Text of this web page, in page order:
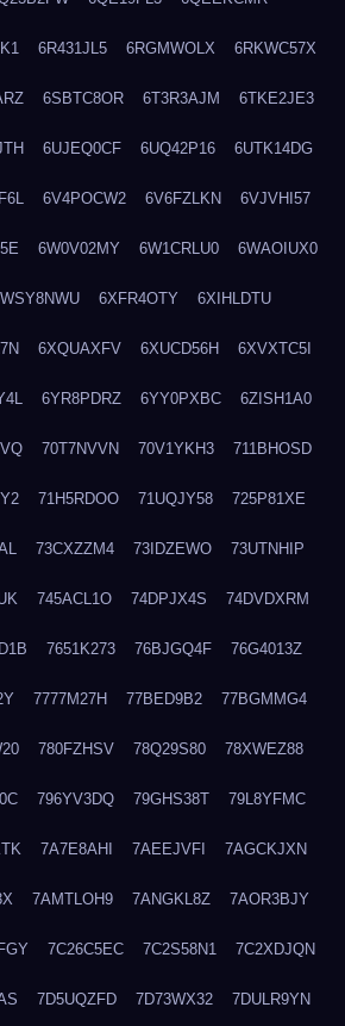
6R431JL5 6RGMWOLX 6RKWC57X
6SBTC8OR 6T3R3AJM 6TKE2JE3
6UJEQ0CF 6UQ42P16 6UTK14DG
6V4POCW2 6V6FZLKN 6VJVHI57
6W0V02MY 6W1CRLU0 6WAOIUX0
6XFR4OTY 6XIHLDTU
6XQUAXFV 6XUCD56H 6XVXTC5I
6YR8PDRZ 6YY0PXBC 6ZISH1A0
70T7NVVN 70V1YKH3 711BHOSD
71H5RDOO 71UQJY58 725P81XE
73CXZZM4 73IDZEWO 73UTNHIP
745ACL1O 74DPJX4S 74DVDXRM
7651K273 76BJGQ4F 76G4013Z
7777M27H 77BED9B2 77BGMMG4
780FZHSV 78Q29S80 78XWEZ88
796YV3DQ 79GHS38T 79L8YFMC
7A7E8AHI 7AEEJVFI 7AGCKJXN
7AMTLOH9 7ANGKL8Z 7AOR3BJY
7C26C5EC 7C2S58N1 7C2XDJQN
7D5UQZFD 7D73WX32 7DULR9YN